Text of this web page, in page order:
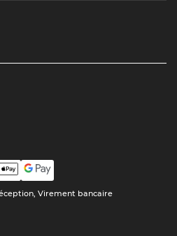
Virement bancaire